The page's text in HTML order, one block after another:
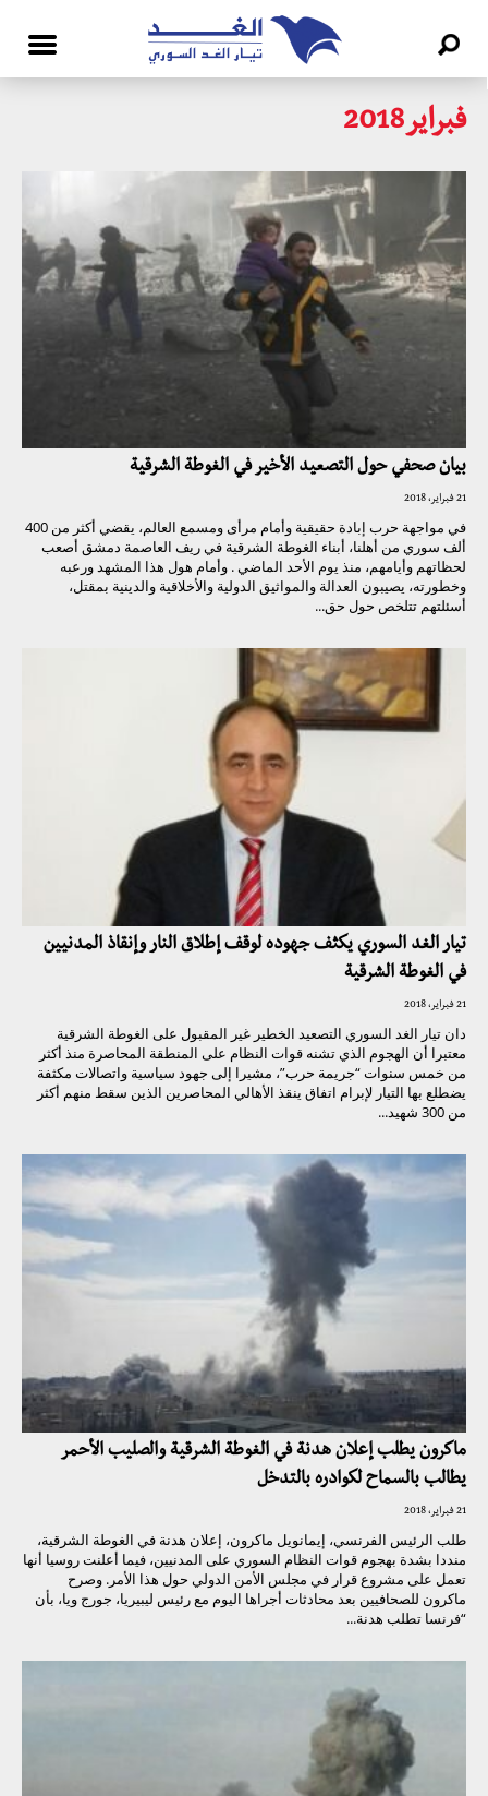
فبراير2018
بيان صحفي حول التصعيد الأخير في الغوطة الشرقية
21 فبراير، 2018
في مواجهة حرب إبادة حقيقية وأمام مرأى ومسمع العالم، يقضي أكثر من 400
ألف سوري من أهلنا، أبناء الغوطة الشرقية في ريف العاصمة دمشق أصعب
لحظاتهم وأيامهم، منذ يوم الأحد الماضي . وأمام هول هذا المشهد ورعبه
وخطورته، يصيبون العدالة والمواثيق الدولية والأخلاقية والدينية بمقتل،
أسئلتهم تتلخص حول حق...
تيار الغد السوري يكثف جهوده لوقف إطلاق النار وإنقاذ المدنيين
في الغوطة الشرقية
21 فبراير، 2018
دان تيار الغد السوري التصعيد الخطير غير المقبول على الغوطة الشرقية
معتبرا أن الهجوم الذي تشنه قوات النظام على المنطقة المحاصرة منذ أكثر
من خمس سنوات “جريمة حرب”، مشيرا إلى جهود سياسية واتصالات مكثفة
يضطلع بها التيار لإبرام اتفاق ينقذ الأهالي المحاصرين الذين سقط منهم أكثر
من 300 شهيد...
ماكرون يطلب إعلان هدنة في الغوطة الشرقية والصليب الأحمر
يطالب بالسماح لكوادره بالتدخل
21 فبراير، 2018
طلب الرئيس الفرنسي، إيمانويل ماكرون، إعلان هدنة في الغوطة الشرقية،
منددا بشدة بهجوم قوات النظام السوري على المدنيين، فيما أعلنت روسيا أنها
تعمل على مشروع قرار في مجلس الأمن الدولي حول هذا الأمر. وصرح
ماكرون للصحافيين بعد محادثات أجراها اليوم مع رئيس ليبيريا، جورج ويا، بأن
“فرنسا تطلب هدنة...